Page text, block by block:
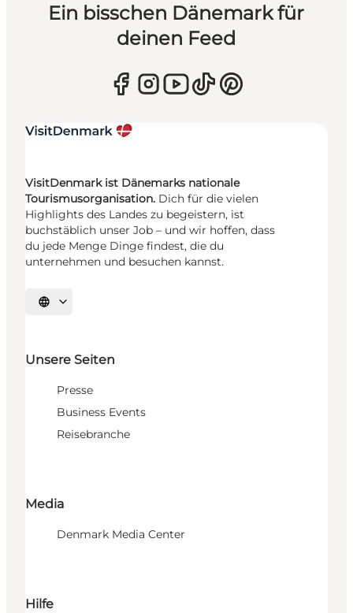
Ein bisschen Dänemark für
deinen Feed
VisitDenmark ist Dänemarks nationale
Tourismusorganisation. Dich für die vielen
Highlights des Landes zu begeistern, ist
buchstäblich unser Job – und wir hoffen, dass
du jede Menge Dinge findest, die du
unternehmen und besuchen kannst.
Sprache auswählen
Unsere Seiten
Presse
Business Events
Reisebranche
Media
Denmark Media Center
Hilfe